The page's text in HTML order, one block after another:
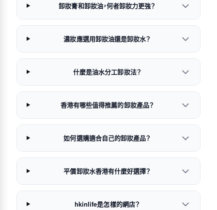
卸妝膏和卸妝油，何者卸妝力更強？
濃妝應選用卸妝油還是卸妝水？
什麼是油水分工卸妝法？
香港有哪些值得推薦的卸妝產品？
如何選購適合自己的卸妝產品？
平價卸妝水香港有什麼好選擇？
hkinlife是怎樣的網店？